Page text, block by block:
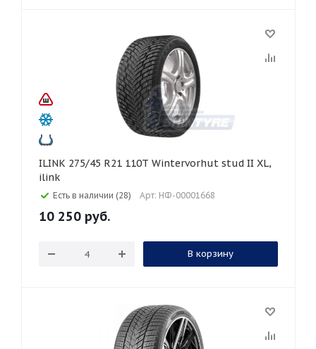
ILINK 275/45 R21 110T Wintervorhut stud II XL,
ilink
Есть в наличии (28) Арт: НФ-00001668
10 250 руб.
В корзину